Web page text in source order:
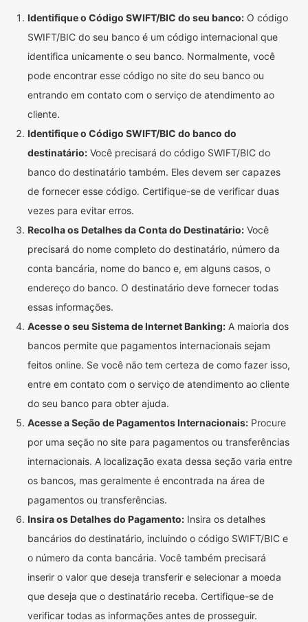
Identifique o Código SWIFT/BIC do seu banco: O código
SWIFT/BIC do seu banco é um código internacional que
identifica unicamente o seu banco. Normalmente, você
pode encontrar esse código no site do seu banco ou
entrando em contato com o serviço de atendimento ao
cliente.
Identifique o Código SWIFT/BIC do banco do
destinatário: Você precisará do código SWIFT/BIC do
banco do destinatário também. Eles devem ser capazes
de fornecer esse código. Certifique-se de verificar duas
vezes para evitar erros.
Recolha os Detalhes da Conta do Destinatário: Você
precisará do nome completo do destinatário, número da
conta bancária, nome do banco e, em alguns casos, o
endereço do banco. O destinatário deve fornecer todas
essas informações.
Acesse o seu Sistema de Internet Banking: A maioria dos
bancos permite que pagamentos internacionais sejam
feitos online. Se você não tem certeza de como fazer isso,
entre em contato com o serviço de atendimento ao cliente
do seu banco para obter ajuda.
Acesse a Seção de Pagamentos Internacionais: Procure
por uma seção no site para pagamentos ou transferências
internacionais. A localização exata dessa seção varia entre
os bancos, mas geralmente é encontrada na área de
pagamentos ou transferências.
Insira os Detalhes do Pagamento: Insira os detalhes
bancários do destinatário, incluindo o código SWIFT/BIC e
o número da conta bancária. Você também precisará
inserir o valor que deseja transferir e selecionar a moeda
que deseja que o destinatário receba. Certifique-se de
verificar todas as informações antes de prosseguir.